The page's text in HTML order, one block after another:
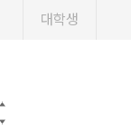
대학생